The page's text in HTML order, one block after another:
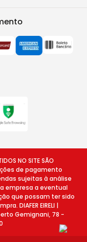
NO SITE SÃO
de pagamento
sujeitas à análise
empresa a eventual
que possam ter sido
DIAFER EIRELI |
Gemignani, 78 -